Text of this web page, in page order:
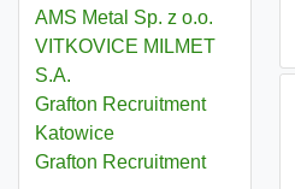
AMS Metal Sp. z o.o.
VITKOVICE MILMET
S.A.
Grafton Recruitment
Katowice
Grafton Recruitment